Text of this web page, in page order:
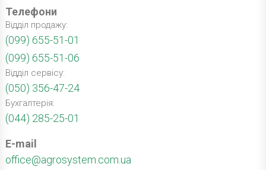
Телефони
Відділ продажу:
(099) 655-51-01
(099) 655-51-06
Відділ сервісу:
(050) 356-47-24
Бухгалтерія:
(044) 285-25-01
E-mail
office@agrosystem.com.ua